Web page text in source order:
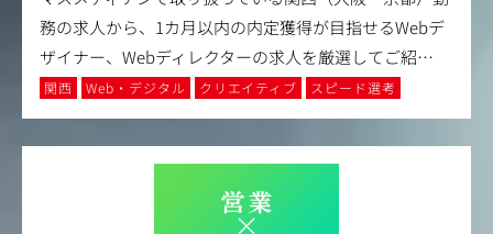
務の求人から、1カ月以内の内定獲得が目指せるWebデ
ザイナー、Webディレクターの求人を厳選してご紹…
関西 Web・デジタル クリエイティブ スピード選考